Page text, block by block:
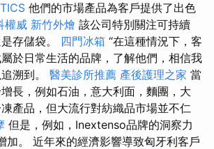
他們的市場產品為客戶提供了出色
權威 新竹外燴 該公司特別關注可持續
存儲袋。 四門冰箱 “在這種情況下，客
於日常生活的品牌，了解他們，相信我
溯到。 醫美診所推薦 產後護理之家 當
長，例如石油，意大利面，麵團，大
產品，但大流行對紡織品市場並不仁
但是，例如，Inextenso品牌的洞察力
加。 近年來的經濟影響導致匈牙利客戶